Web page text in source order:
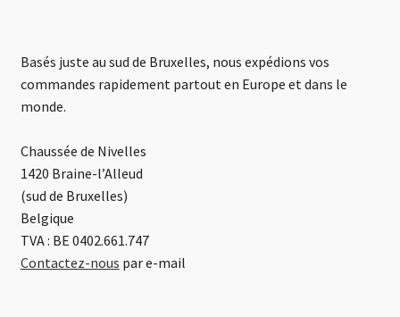
Basés juste au sud de Bruxelles, nous expédions vos
commandes rapidement partout en Europe et dans le
monde.
Chaussée de Nivelles
1420 Braine-l’Alleud
(sud de Bruxelles)
Belgique
TVA : BE 0402.661.747
Contactez-nous par e-mail